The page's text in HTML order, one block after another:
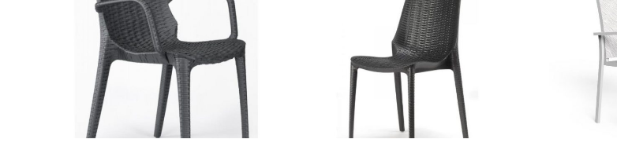
Sedia Scab
mod.
LUCREZIA
Poltrona
Talenti mod.
MAIORCA